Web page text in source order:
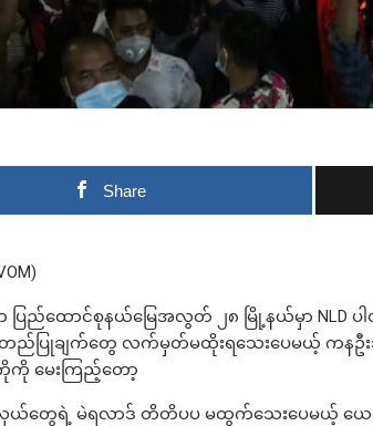
Share
ပြည်ထောင်စုနယ်မြေအလွတ် ၂၈ မြို့နယ်မှာ NLD
ည်ပြုချက်တွေ လက်မှတ်မထိုးရသေးပေမယ့် ကနဦး
ကို မေးကြည့်တော့
လှယ်တွေရဲ့ မဲရလာဒ် တိတိပပ မထွက်သေးပေမယ့် ယေ